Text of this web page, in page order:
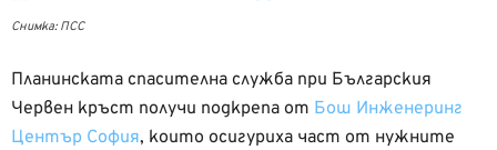
Снимка: ПСС
Планинската спасителна служба при Българския
Червен кръст получи подкрепа от Бош Инженеринг
Център София, които осигуриха част от нужните